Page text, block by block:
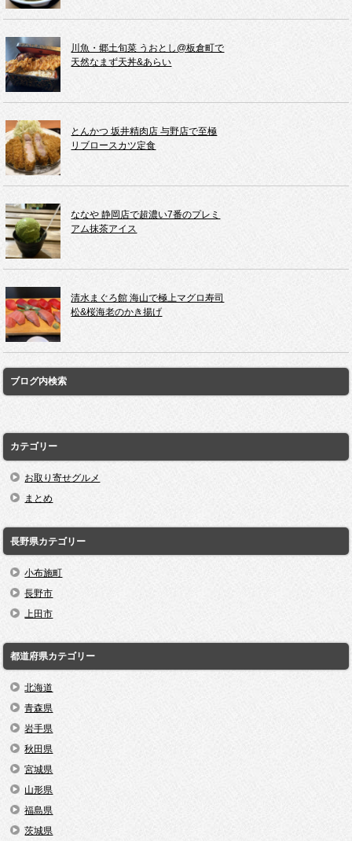
川魚・郷土旬菜 うおとし@板倉町で
天然なまず天丼&あらい
とんかつ 坂井精肉店 与野店で至極
リブロースカツ定食
ななや 静岡店で超濃い7番のプレミ
アム抹茶アイス
清水まぐろ館 海山で極上マグロ寿司
松&桜海老のかき揚げ
ブログ内検索
カテゴリー
お取り寄せグルメ
まとめ
長野県カテゴリー
小布施町
長野市
上田市
都道府県カテゴリー
北海道
青森県
岩手県
秋田県
宮城県
山形県
福島県
茨城県